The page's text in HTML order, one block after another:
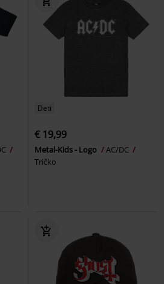
Deti
€ 19,99
Metal-Kids - Logo
AC/DC
Tričko